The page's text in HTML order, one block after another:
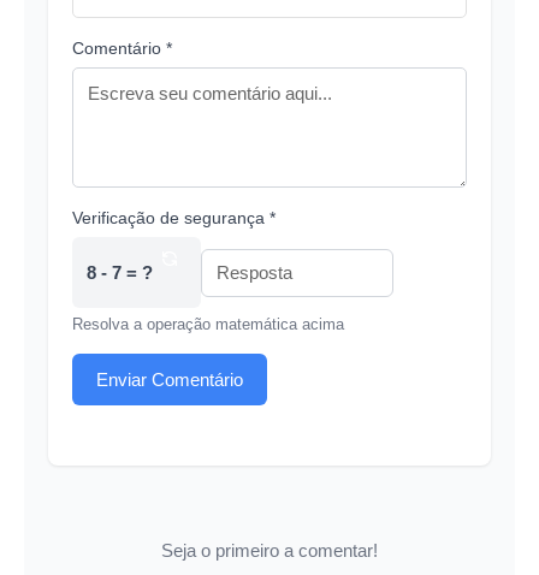
Comentário *
Verificação de segurança *
8 - 7 = ?
Resolva a operação matemática acima
Enviar Comentário
Seja o primeiro a comentar!